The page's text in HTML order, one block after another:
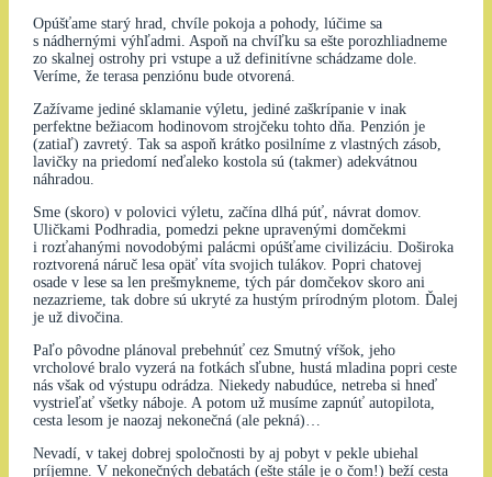
Opúšťame starý hrad, chvíle pokoja a pohody, lúčime sa
s nádhernými výhľadmi. Aspoň na chvíľku sa ešte porozhliadneme
zo skalnej ostrohy pri vstupe a už definitívne schádzame dole.
Veríme, že terasa penziónu bude otvorená.
Zažívame jediné sklamanie výletu, jediné zaškrípanie v inak
perfektne bežiacom hodinovom strojčeku tohto dňa. Penzión je
(zatiaľ) zavretý. Tak sa aspoň krátko posilníme z vlastných zásob,
lavičky na priedomí neďaleko kostola sú (takmer) adekvátnou
náhradou.
Sme (skoro) v polovici výletu, začína dlhá púť, návrat domov.
Uličkami Podhradia, pomedzi pekne upravenými domčekmi
i rozťahanými novodobými palácmi opúšťame civilizáciu. Doširoka
roztvorená náruč lesa opäť víta svojich tulákov. Popri chatovej
osade v lese sa len prešmykneme, tých pár domčekov skoro ani
nezazrieme, tak dobre sú ukryté za hustým prírodným plotom. Ďalej
je už divočina.
Paľo pôvodne plánoval prebehnúť cez Smutný vŕšok, jeho
vrcholové bralo vyzerá na fotkách sľubne, hustá mladina popri ceste
nás však od výstupu odrádza. Niekedy nabudúce, netreba si hneď
vystrieľať všetky náboje. A potom už musíme zapnúť autopilota,
cesta lesom je naozaj nekonečná (ale pekná)…
Nevadí, v takej dobrej spoločnosti by aj pobyt v pekle ubiehal
príjemne. V nekonečných debatách (ešte stále je o čom!) beží cesta